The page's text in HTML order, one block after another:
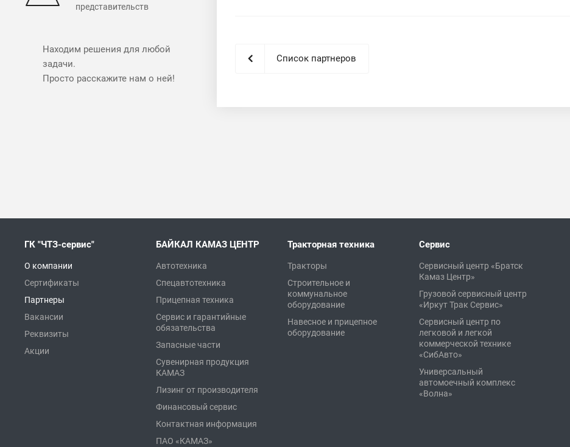
Список партнеров
представительств
Находим решения для любой
задачи.
Просто расскажите нам о ней!
ГК "ЧТЗ-сервис"
О компании
Сертификаты
Партнеры
Вакансии
Реквизиты
Акции
БАЙКАЛ КАМАЗ ЦЕНТР
Автотехника
Спецавтотехника
Прицепная техника
Сервис и гарантийные
обязательства
Запасные части
Сувенирная продукция
КАМАЗ
Лизинг от производителя
Финансовый сервис
Контактная информация
ПАО «КАМАЗ»
Тракторная техника
Тракторы
Строительное и
коммунальное
оборудование
Навесное и прицепное
оборудование
Сервис
Сервисный центр «Братск
Камаз Центр»
Грузовой сервисный центр
«Иркут Трак Сервис»
Сервисный центр по
легковой и легкой
коммерческой технике
«СибАвто»
Универсальный
автомоечный комплекс
«Волна»